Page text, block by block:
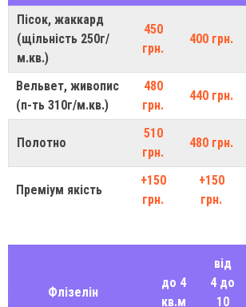
Пісок, жаккард
(щільність 250г/
м.кв.)
450
грн.
400 грн.
Вельвет, живопис
(п-ть 310г/м.кв.)
480
грн.
440 грн.
Полотно
510
грн.
480 грн.
Преміум якість
+150
грн.
+150
грн.
Флізелін
до 4
кв.м
від
4 до
10